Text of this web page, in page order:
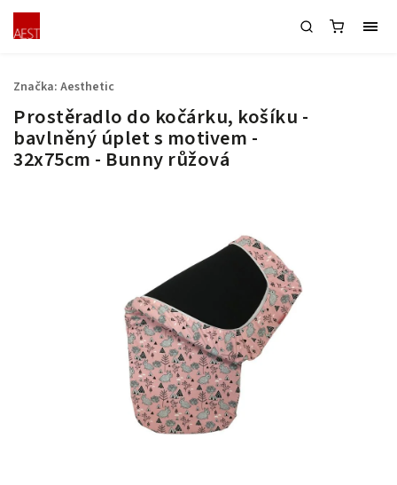
Prostěradlo do kočárku, košíku -
bavlněný úplet s motivem -
32x75cm - Bunny růžová
Značka: Aesthetic